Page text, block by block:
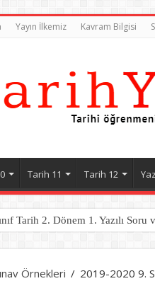
Yayın İlkemiz Kavram Bilgisi
Tarih 11 Tarih 12
Tarih 2. Dönem 1. Yazılı Soru
Örnekleri / 2019-2020 9.